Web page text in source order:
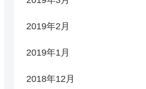
2019年2月
2019年1月
2018年12月